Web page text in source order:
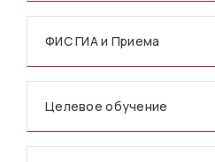
ФИС ГИА и Приема
Целевое обучение